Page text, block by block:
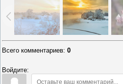
Всего комментариев: 0
Войдите: